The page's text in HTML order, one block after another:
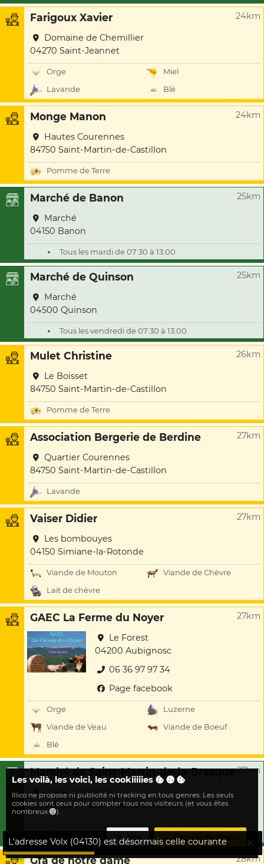
Farigoux Xavier 24km
Domaine de Chemillier
04270 Saint-Jeannet
Orge
Miel
Lavande
Blé
Monge Manon 24km
Hautes Courennes
84750 Saint-Martin-de-Castillon
Pomme de Terre
Marché de Banon 25km
Marché
04150 Banon
Tous les mardi de 07:30 à 13:00
Marché de Quinson 25km
Marché
04500 Quinson
Tous les vendredi de 07:30 à 13:00
Mulet Christine 26km
Le Boisset
84750 Saint-Martin-de-Castillon
Pomme de Terre
Association Bergerie de Berdine 27km
Quartier Courennes
84750 Saint-Martin-de-Castillon
Lavande
Vaiser Didier 27km
Les bombouyes
04150 Simiane-la-Rotonde
Viande de Mouton
Viande de Chèvre
Lait de chèvre
GAEC La Ferme du Noyer 27km
Le Forest
04200 Aubignosc
06 36 97 97 34
Page facebook
Orge
Luzerne
Viande de Veau
Viande de Boeuf
Blé
Marché de Saint-Martin-de-la-Brasque27km
place du marche
84760 Saint-Martin-de-la-Brasque
Tous les dimanche de 08:00 à 13:00 (de fin Mars à
Gfa de notre dame 28km
L'adresse Volx (04130) est désormais celle courante
Les voilà, les voici, les cookiiiiies
Illico ne propose ni publicité ni tracking en tous genres. Les seuls
cookies sont ceux pour compter tous nos visiteurs (et vous êtes
nombreux
).
Non Ok, pas de soucis